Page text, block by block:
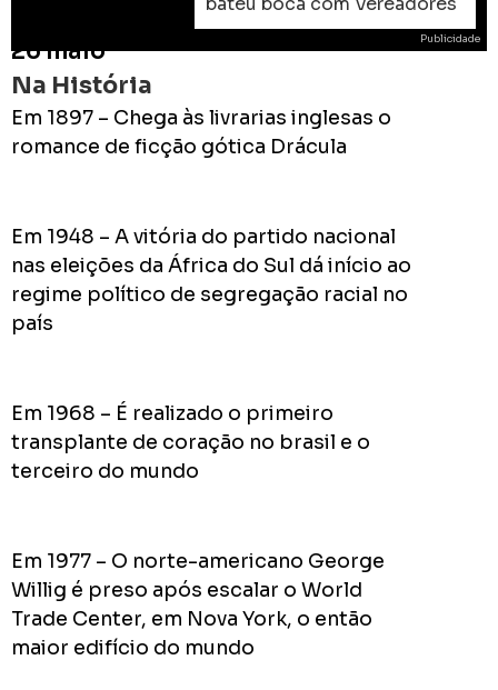
26 maio
Na História
Em 1897 – Chega às livrarias inglesas o
romance de ficção gótica Drácula
Em 1948 – A vitória do partido nacional
nas eleições da África do Sul dá início ao
regime político de segregação racial no
país
Em 1968 – É realizado o primeiro
transplante de coração no brasil e o
terceiro do mundo
Em 1977 – O norte-americano George
Willig é preso após escalar o World
Trade Center, em Nova York, o então
maior edifício do mundo
Publicidade